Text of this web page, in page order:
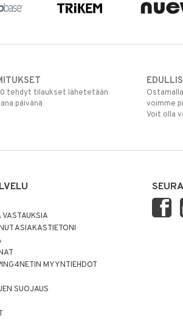
tehdyt tilaukset lähetetään
päivänä
voimme
Voit olla
ASIAKASTIETONI
MYYNTIEHDOT
SUOJAUS